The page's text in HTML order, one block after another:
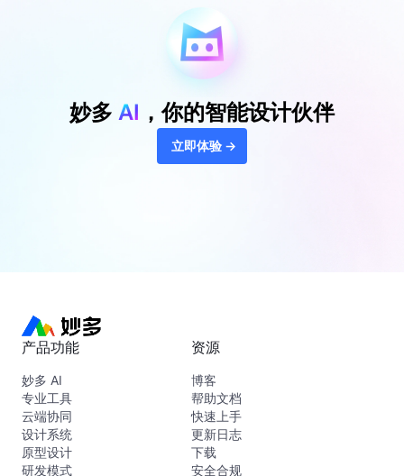
妙多 AI ，你的智能设计伙伴
立即体验 →
产品功能
妙多 AI
专业工具
云端协同
设计系统
原型设计
研发模式
资源
博客
帮助文档
快速上手
更新日志
下载
安全合规